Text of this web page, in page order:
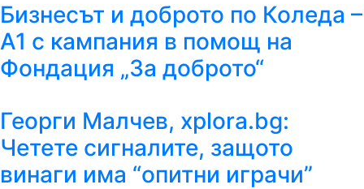
Бизнесът и доброто по Коледа –
А1 с кампания в помощ на
Фондация „За доброто“
Георги Малчев, xplora.bg:
Четете сигналите, защото
винаги има “опитни играчи”